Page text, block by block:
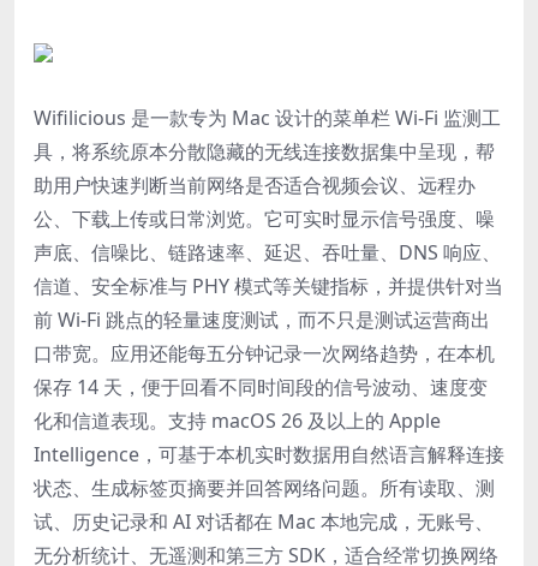
Wifilicious 是一款专为 Mac 设计的菜单栏 Wi-Fi 监测工
具，将系统原本分散隐藏的无线连接数据集中呈现，帮
助用户快速判断当前网络是否适合视频会议、远程办
公、下载上传或日常浏览。它可实时显示信号强度、噪
声底、信噪比、链路速率、延迟、吞吐量、DNS 响应、
信道、安全标准与 PHY 模式等关键指标，并提供针对当
前 Wi-Fi 跳点的轻量速度测试，而不只是测试运营商出
口带宽。应用还能每五分钟记录一次网络趋势，在本机
保存 14 天，便于回看不同时间段的信号波动、速度变
化和信道表现。支持 macOS 26 及以上的 Apple
Intelligence，可基于本机实时数据用自然语言解释连接
状态、生成标签页摘要并回答网络问题。所有读取、测
试、历史记录和 AI 对话都在 Mac 本地完成，无账号、
无分析统计、无遥测和第三方 SDK，适合经常切换网络